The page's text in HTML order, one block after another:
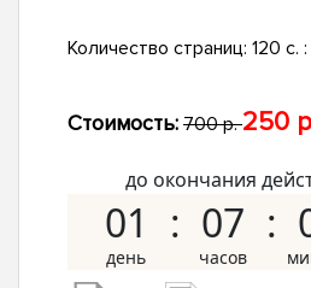
Количество страниц: 120 с.
Стоимость: 700 р.250
до окончания
01 07